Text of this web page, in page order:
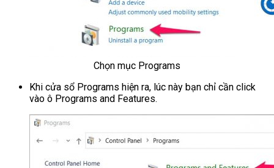
Chọn mục Programs
Khi cửa sổ Programs hiện ra, lúc này bạn chỉ cần click
vào ô Programs and Features.